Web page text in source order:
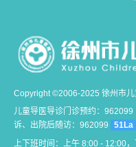
Copyright ©2006-2025 徐州市儿
儿童导医导诊门诊预约：962099
诉、出院后随访：962099
51La
上下班时间：上午 8:00 - 12:00